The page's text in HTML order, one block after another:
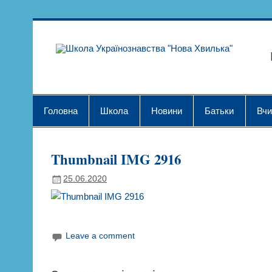
Головна Школа Новини Батьки
Thumbnail IMG 2916
25.06.2020
Leave a comment